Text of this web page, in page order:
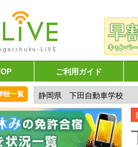
ご利用ガイド